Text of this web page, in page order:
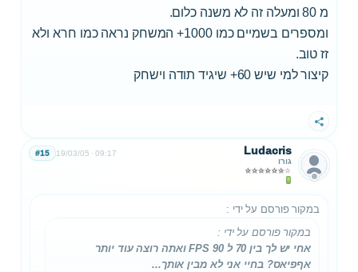
מ 80 ומעלה זה לא משנה כלום.
ומספרים בשמיים כמו 1000+ המשחק נראה כמו חרא ולא
זז טוב.
קיצור למי שיש 60+ שיגיד תודה וישחק
שתף
Ludacris
גורו
19/03/05 09:17
#15
במקור פורסם על ידי :
במקור פורסם על ידי :
אחי יש לך בין 70 ל 90 FPS ואתה רוצה עוד יותר
אףפיאס? בחיי אני לא מבין אותך...